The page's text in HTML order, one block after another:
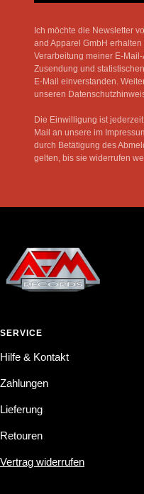
Ich möchte die Newsletter
and Apparel GmbH
Verarbeitung meiner E-
Zusendung und
E-Mail einverstanden.
unseren
Die Einwilligung ist
Mail an unsere im
durch Betätigung des
gelten, bis sie widerrufen
SERVICE
Hilfe & Kontakt
Zahlungen
Lieferung
Retouren
Vertrag widerrufen